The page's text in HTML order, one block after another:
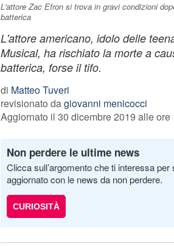
L'attore Zac Efron si trova in gravi condizioni
batterica
L'attore americano, idolo delle
Musical, ha rischiato la morte a
batterica, forse il tifo.
di Matteo Tuveri
revisionato dagiovanni menicocci
Aggiornato il 30 dicembre 2019 alle ore
Non perdere le ultime news
Clicca sull’argomento che ti interessa
aggiornato con le news da non perdere.
CURIOSITÀ